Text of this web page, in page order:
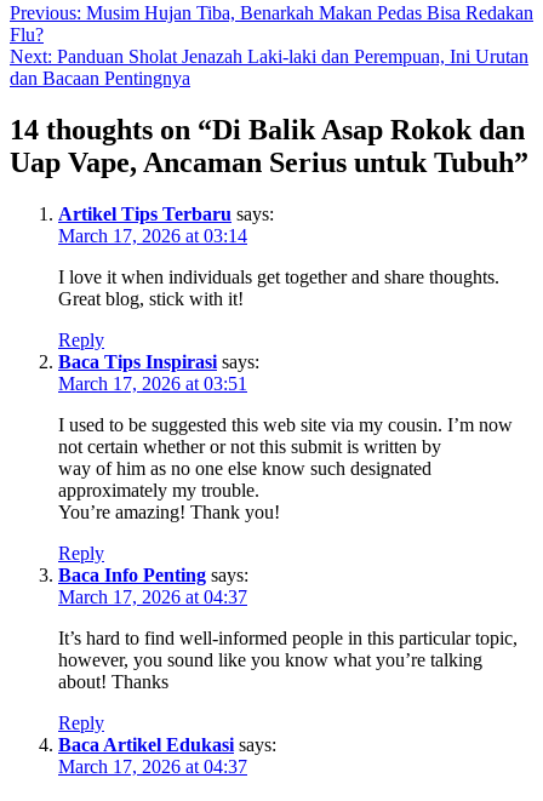
Previous: Musim Hujan Tiba, Benarkah Makan Pedas Bisa Redakan
Flu?
Next: Panduan Sholat Jenazah Laki-laki dan Perempuan, Ini Urutan
dan Bacaan Pentingnya
14 thoughts on “Di Balik Asap Rokok dan
Uap Vape, Ancaman Serius untuk Tubuh”
Artikel Tips Terbaru says:
March 17, 2026 at 03:14
I love it when individuals get together and share thoughts.
Great blog, stick with it!
Reply
Baca Tips Inspirasi says:
March 17, 2026 at 03:51
I used to be suggested this web site via my cousin. I’m now
not certain whether or not this submit is written by
way of him as no one else know such designated
approximately my trouble.
You’re amazing! Thank you!
Reply
Baca Info Penting says:
March 17, 2026 at 04:37
It’s hard to find well-informed people in this particular topic,
however, you sound like you know what you’re talking
about! Thanks
Reply
Baca Artikel Edukasi says:
March 17, 2026 at 04:37